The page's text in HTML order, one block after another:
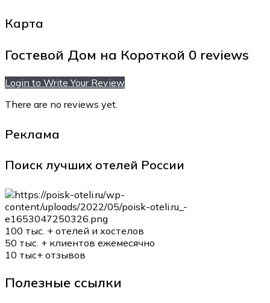
Карта
Гостевой Дом на Короткой 0 reviews
Login to Write Your Review
There are no reviews yet.
Реклама
Поиск лучших отелей России
100 тыс. + отелей и хостелов
50 тыс. + клиентов ежемесячно
10 тыс+ отзывов
Полезные ссылки